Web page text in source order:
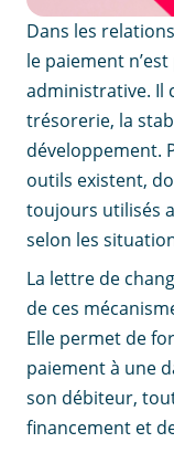
Dans les
le paiement
administrative. Il
trésorerie, la
développement.
outils existent,
toujours utilisés
selon les
La lettre de
de ces
Elle permet de
paiement à une
son débiteur,
financement et